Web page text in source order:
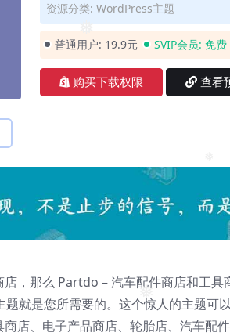
❅
❅
❅
资源分类: WordPress主题
普通用户: 19.9元 SVIP会员: 免费
购买下载权限 查看
，那么 Partdo – 汽车配件商店和工
就是您所需要的。这个惊人的主题可
店、电子产品商店、轮胎店、汽车配